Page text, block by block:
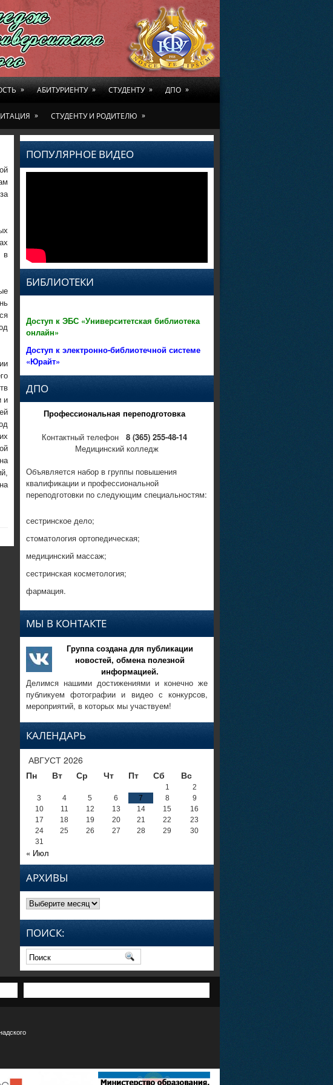
» АБИТУРИЕНТУ » СТУДЕНТУ » ДПО »
» СТУДЕНТУ И РОДИТЕЛЮ »
в
и
ПОПУЛЯРНОЕ ВИДЕО
БИБЛИОТЕКИ
Доступ к ЭБС «Университетская библиотека
онлайн»
Доступ к электронно-библиотечной системе
«Юрайт»
ДПО
Профессиональная переподготовка
Контактный телефон 8 (365) 255-48-14
Медицинский колледж
Объявляется набор в группы повышения
квалификации и профессиональной
переподготовки по следующим специальностям:
сестринское дело;
стоматология ортопедическая;
медицинский массаж;
сестринская косметология;
фармация.
МЫ В КОНТАКТЕ
Группа создана для публикации
новостей, обмена полезной
информацией.
Делимся нашими достижениями и конечно же
публикуем фотографии и видео с конкурсов,
мероприятий, в которых мы участвуем!
КАЛЕНДАРЬ
АВГУСТ 2026
Пн
Вт Ср Чт Пт Сб Вс
1
2
3
4 5 6 7 8
9
10
11 12 13 14 15
16
17
18 19 20 21 22
23
24
25 26 27 28 29
30
31
« Июл
АРХИВЫ
Архивы
ПОИСК: